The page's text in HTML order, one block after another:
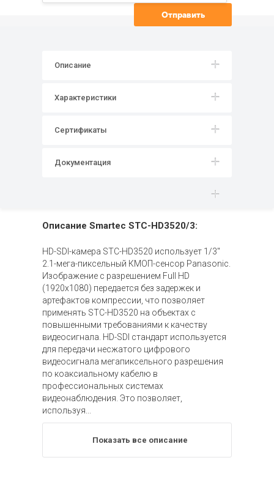
Описание
Характеристики
Сертификаты
Документация
Описание Smartec STC-HD3520/3:
HD-SDI-камера STC-HD3520 использует 1/3"
2.1-мега-пиксельный КМОП-сенсор Panasonic.
Изображение с разрешением Full HD
(1920x1080) передается без задержек и
артефактов компрессии, что позволяет
применять STC-HD3520 на объектах с
повышенными требованиями к качеству
видеосигнала. HD-SDI стандарт используется
для передачи несжатого цифрового
видеосигнала мегапиксельного разрешения
по коаксиальному кабелю в
профессиональных системах
видеонаблюдения. Это позволяет,
используя...
Показать все описание